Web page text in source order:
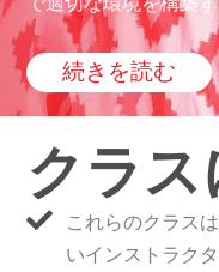
で適切な環境を構築
続きを読む
クラ
これらのクラス
いインストラク